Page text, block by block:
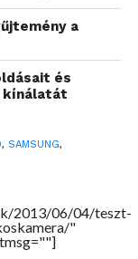
megtalálja a
a
és
kínálatát
, SAMSUNG,
2013/06/04/teszt-
"